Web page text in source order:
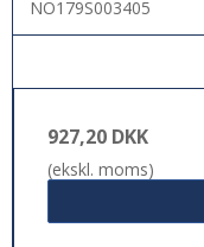
NO179S003405
927,20 DKK
(ekskl. moms)